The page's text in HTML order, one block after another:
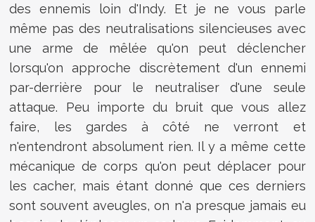
des ennemis loin d'Indy. Et je ne vous parle
même pas des neutralisations silencieuses avec
une arme de mêlée qu'on peut déclencher
lorsqu'on approche discrètement d'un ennemi
par-derrière pour le neutraliser d'une seule
attaque. Peu importe du bruit que vous allez
faire, les gardes à côté ne verront et
n'entendront absolument rien. Il y a même cette
mécanique de corps qu'on peut déplacer pour
les cacher, mais étant donné que ces derniers
sont souvent aveugles, on n'a presque jamais eu